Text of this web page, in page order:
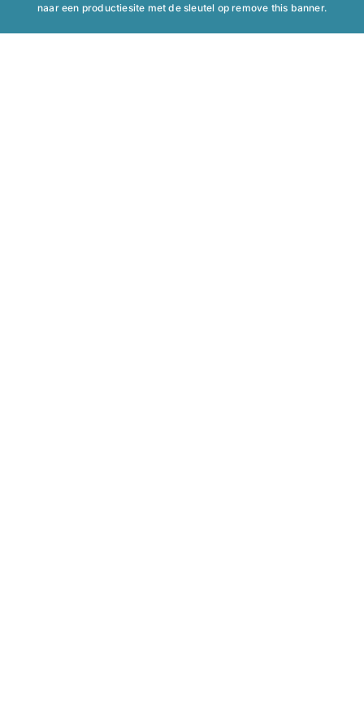
naar een productiesite met de sleutel opremove this banner.